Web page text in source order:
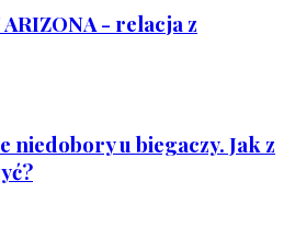
- relacja z
niedobory u biegaczy. Jak z